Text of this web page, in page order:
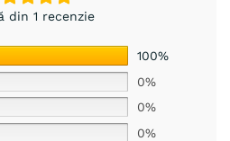
din 1 recenzie
100%
0%
0%
0%